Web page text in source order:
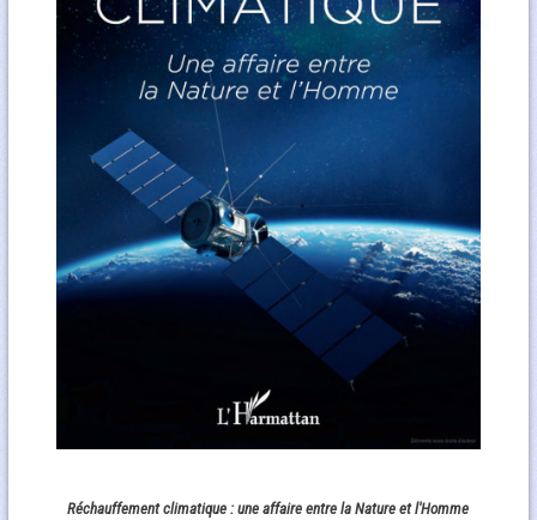
Réchauffement climatique : une affaire entre la Nature et l'Homme